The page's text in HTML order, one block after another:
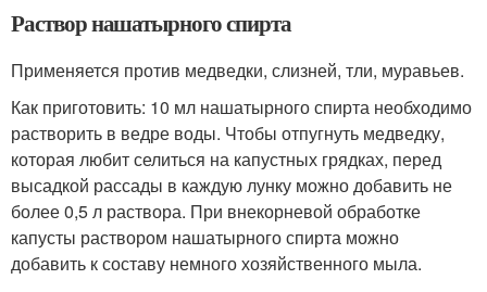
Раствор нашатырного спирта
Применяется против медведки, слизней, тли, муравьев.
Как приготовить: 10 мл нашатырного спирта необходимо
растворить в ведре воды. Чтобы отпугнуть медведку,
которая любит селиться на капустных грядках, перед
высадкой рассады в каждую лунку можно добавить не
более 0,5 л раствора. При внекорневой обработке
капусты раствором нашатырного спирта можно
добавить к составу немного хозяйственного мыла.